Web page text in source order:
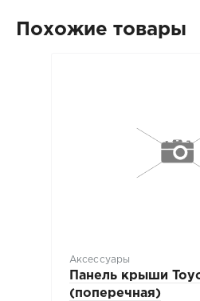
Похожие товары
Аксессуары
Панель крыши
(поперечная)